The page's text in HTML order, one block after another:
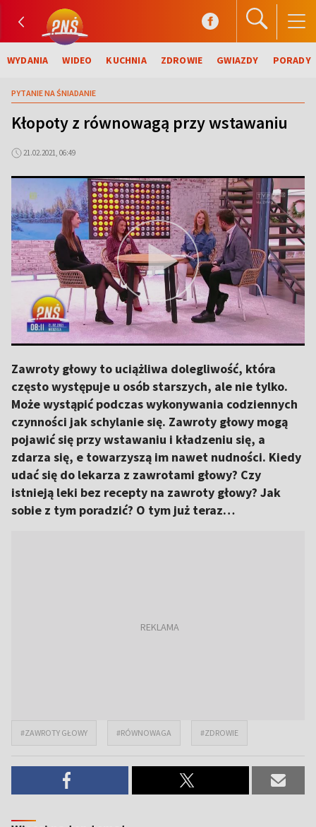
WYDANIA WIDEO KUCHNIA ZDROWIE GWIAZDY PORADY
PYTANIE NA ŚNIADANIE
Kłopoty z równowagą przy wstawaniu
21.02.2021, 06:49
Zawroty głowy to uciążliwa dolegliwość, która
często występuje u osób starszych, ale nie tylko.
Może wystąpić podczas wykonywania codziennych
czynności jak schylanie się. Zawroty głowy mogą
pojawić się przy wstawaniu i kładzeniu się, a
zdarza się, e towarzyszą im nawet nudności. Kiedy
udać się do lekarza z zawrotami głowy? Czy
istnieją leki bez recepty na zawroty głowy? Jak
sobie z tym poradzić? O tym już teraz…
#ZAWROTY GŁOWY #RÓWNOWAGA #ZDROWIE